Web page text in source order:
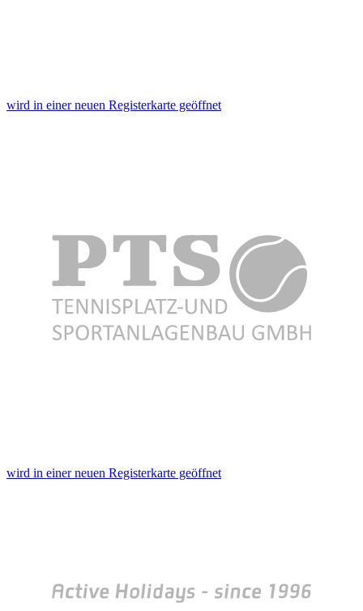
wird in einer neuen Registerkarte geöffnet
wird in einer neuen Registerkarte geöffnet